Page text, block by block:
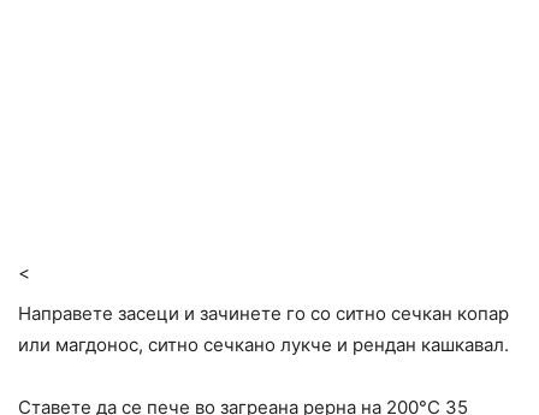
<
Направете засеци и зачинете го со ситно сечкан копар
или магдонос, ситно сечкано лукче и рендан кашкавал.
Ставете да се пече во загреана рерна на 200°C 35